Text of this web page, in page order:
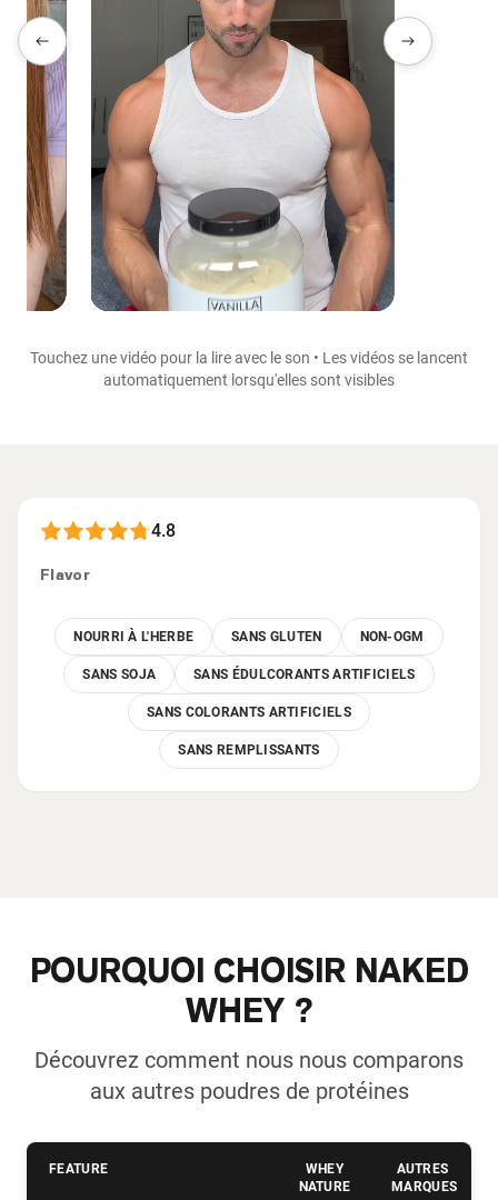
Touchez une vidéo pour la lire avec le son • Les vidéos se lancent
automatiquement lorsqu'elles sont visibles
4.8
Flavor
NOURRI À L'HERBE SANS GLUTEN NON-OGM
SANS SOJA SANS ÉDULCORANTS ARTIFICIELS
SANS COLORANTS ARTIFICIELS
SANS REMPLISSANTS
POURQUOI CHOISIR NAKED
WHEY ?
Découvrez comment nous nous comparons
aux autres poudres de protéines
FEATURE
WHEY
NATURE
AUTRES
MARQUES